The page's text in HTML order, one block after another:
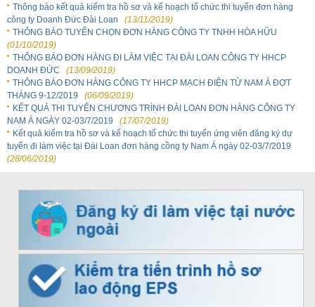
Thông báo kết quả kiểm tra hồ sơ và kế hoạch tổ chức thi tuyển đơn hàng
công ty Doanh Đức Đài Loan
(13/11/2019)
THÔNG BÁO TUYỂN CHỌN ĐƠN HÀNG CÔNG TY TNHH HÒA HỮU
(01/10/2019)
THÔNG BÁO ĐƠN HÀNG ĐI LÀM VIỆC TẠI ĐÀI LOAN CÔNG TY HHCP
DOANH ĐỨC
(13/09/2019)
THÔNG BÁO ĐƠN HÀNG CÔNG TY HHCP MẠCH ĐIỆN TỬ NAM Á ĐỢT
THÁNG 9-12/2019
(06/09/2019)
KẾT QUẢ THI TUYỂN CHƯƠNG TRÌNH ĐÀI LOAN ĐƠN HÀNG CÔNG TY
NAM Á NGÀY 02-03/7/2019
(17/07/2019)
Kết quả kiểm tra hồ sơ và kế hoạch tổ chức thi tuyển ứng viên đăng ký dự
tuyển đi làm việc tại Đài Loan đơn hàng cồng ty Nam Á ngày 02-03/7/2019
(28/06/2019)